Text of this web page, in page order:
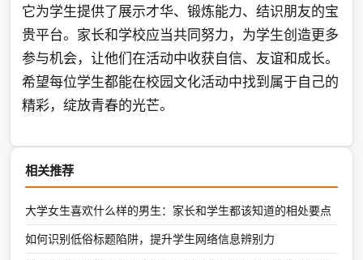
它为学生提供了展示才华、锻炼能力、结识朋友的宝
贵平台。家长和学校应当共同努力，为学生创造更多
参与机会，让他们在活动中收获自信、友谊和成长。
希望每位学生都能在校园文化活动中找到属于自己的
精彩，绽放青春的光芒。
相关推荐
大学女生喜欢什么样的男生：家长和学生都该知道的相处要点
如何识别低俗标题陷阱，提升学生网络信息辨别力